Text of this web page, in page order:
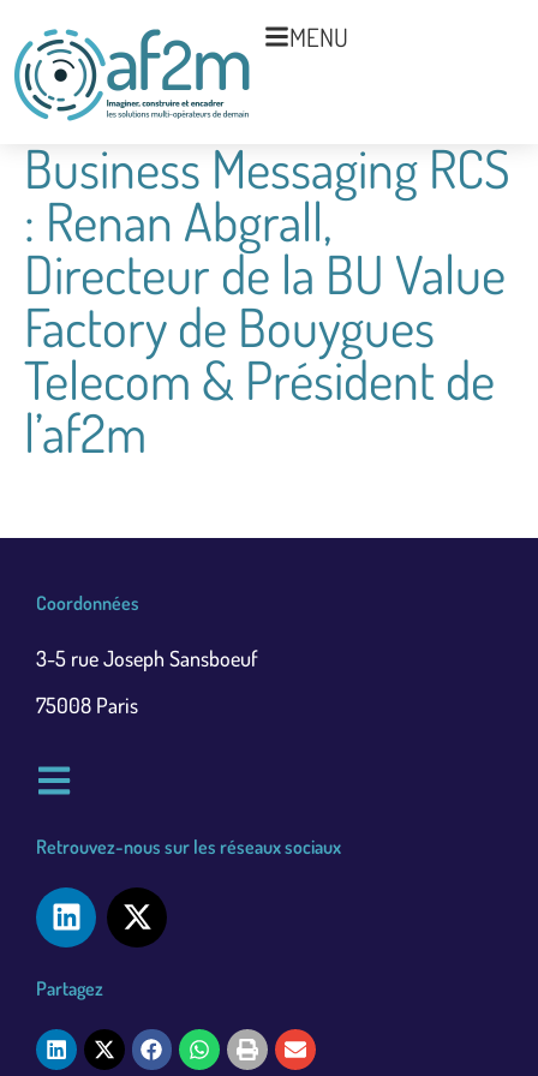
MENU
Business Messaging RCS
: Renan Abgrall,
Directeur de la BU Value
Factory de Bouygues
Telecom & Président de
l’af2m
Coordonnées
3-5 rue Joseph Sansboeuf
75008 Paris
Retrouvez-nous sur les réseaux sociaux
Partagez